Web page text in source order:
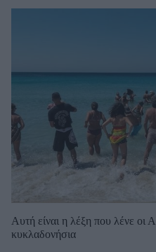
Αυτή είναι η λέξη που λένε οι
κυκλαδονήσια